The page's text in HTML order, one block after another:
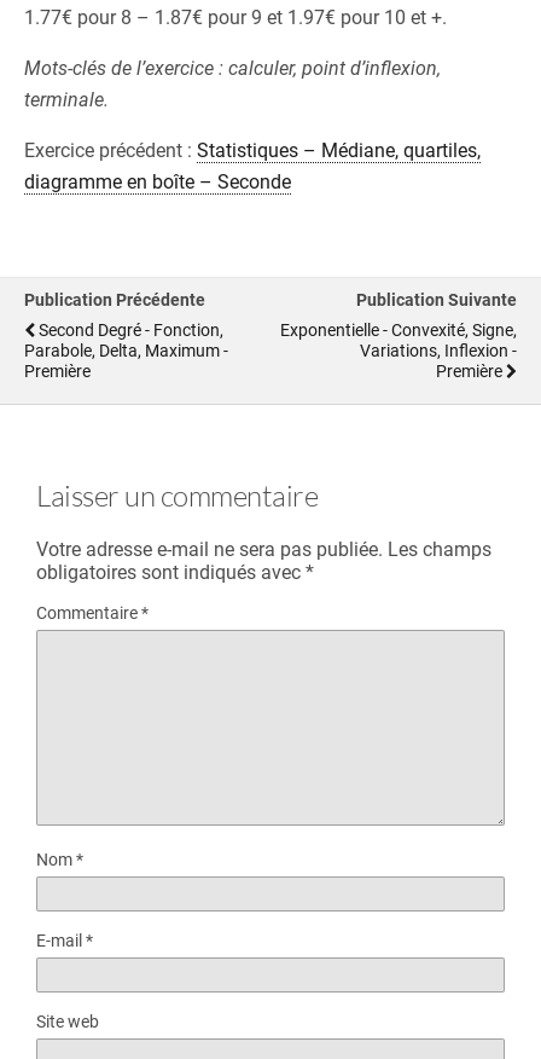
1.77€ pour 8 – 1.87€ pour 9 et 1.97€ pour 10 et +.
Mots-clés de l’exercice : calculer, point d’inflexion,
terminale.
Exercice précédent : Statistiques – Médiane, quartiles,
diagramme en boîte – Seconde
Publication Précédente
Second Degré - Fonction,
Parabole, Delta, Maximum -
Première
Publication Suivante
Exponentielle - Convexité, Signe,
Variations, Inflexion -
Première
Laisser un commentaire
Votre adresse e-mail ne sera pas publiée. Les champs
obligatoires sont indiqués avec *
Commentaire*
Nom*
E-mail *
Site web